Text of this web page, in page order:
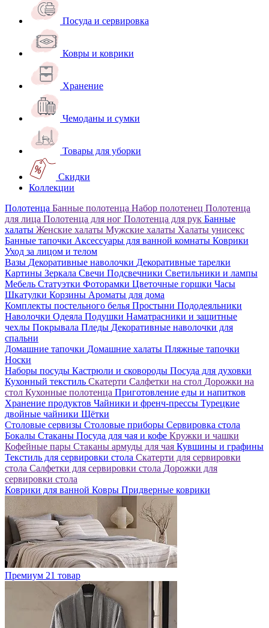
Посуда и сервировка
Ковры и коврики
Хранение
Чемоданы и сумки
Товары для уборки
Скидки
Коллекции
Полотенца Банные полотенца Набор полотенец Полотенца
для лица Полотенца для ног Полотенца для рук Банные
халаты Женские халаты Мужские халаты Халаты унисекс
Банные тапочки Аксессуары для ванной комнаты Коврики
Уход за лицом и телом
Вазы Декоративные наволочки Декоративные тарелки
Картины Зеркала Свечи Подсвечники Светильники и лампы
Мебель Статуэтки Фоторамки Цветочные горшки Часы
Шкатулки Корзины Ароматы для дома
Комплекты постельного белья Простыни Пододеяльники
Наволочки Одеяла Подушки Наматрасники и защитные
чехлы Покрывала Пледы Декоративные наволочки для
спальни
Домашние тапочки Домашние халаты Пляжные тапочки
Носки
Наборы посуды Кастрюли и сковороды Посуда для духовки
Кухонный текстиль Скатерти Салфетки на стол Дорожки на
стол Кухонные полотенца Приготовление еды и напитков
Хранение продуктов Чайники и френч-прессы Турецкие
двойные чайники Щётки
Столовые сервизы Столовые приборы Сервировка стола
Бокалы Стаканы Посуда для чая и кофе Кружки и чашки
Кофейные пары Стаканы армуды для чая Кувшины и графины
Текстиль для сервировки стола Скатерти для сервировки
стола Салфетки для сервировки стола Дорожки для
сервировки стола
Коврики для ванной Ковры Придверные коврики
Премиум 21 товар